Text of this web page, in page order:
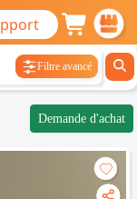
Filtre avancé
Demande d'achat